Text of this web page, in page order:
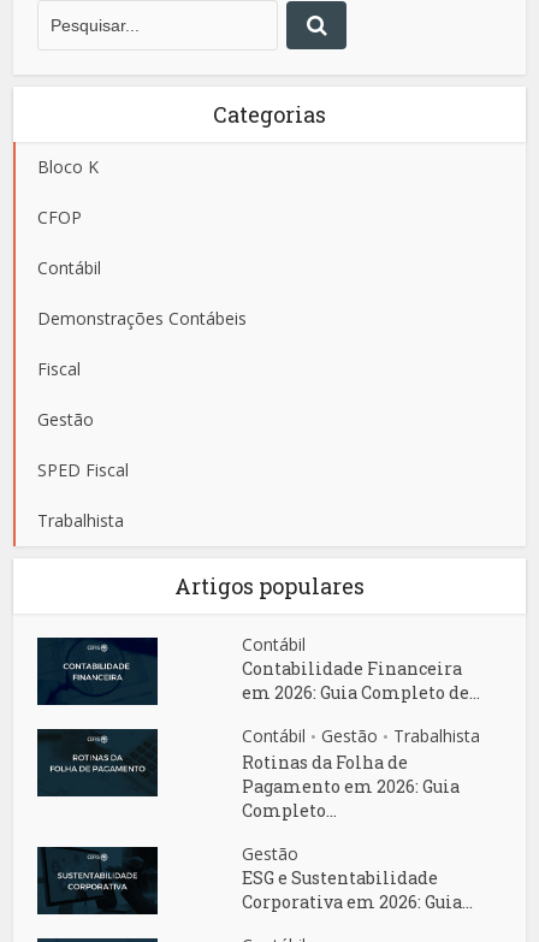
Categorias
Bloco K
CFOP
Contábil
Demonstrações Contábeis
Fiscal
Gestão
SPED Fiscal
Trabalhista
Artigos populares
Contábil
Contabilidade Financeira
em 2026: Guia Completo de...
Contábil • Gestão • Trabalhista
Rotinas da Folha de
Pagamento em 2026: Guia
Completo...
Gestão
ESG e Sustentabilidade
Corporativa em 2026: Guia...